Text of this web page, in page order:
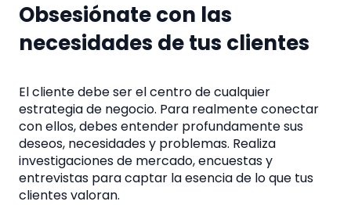
Obsesiónate con las
necesidades de tus clientes
El cliente debe ser el centro de cualquier
estrategia de negocio. Para realmente conectar
con ellos, debes entender profundamente sus
deseos, necesidades y problemas. Realiza
investigaciones de mercado, encuestas y
entrevistas para captar la esencia de lo que tus
clientes valoran.